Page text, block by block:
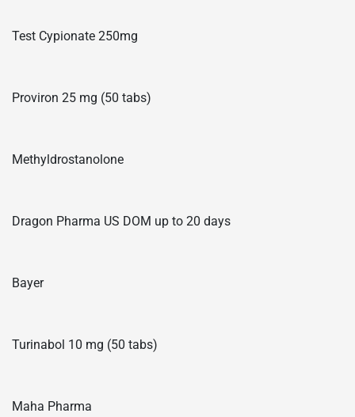
Test Cypionate 250mg
Proviron 25 mg (50 tabs)
Methyldrostanolone
Dragon Pharma US DOM up to 20 days
Bayer
Turinabol 10 mg (50 tabs)
Maha Pharma